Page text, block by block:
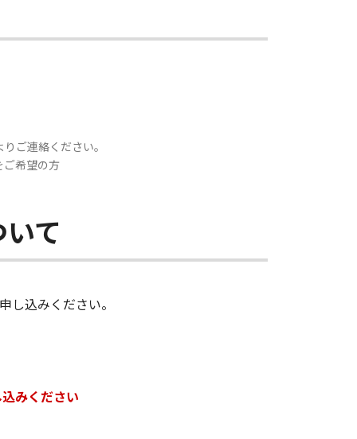
ご連絡ください。
ご希望の方
て
込みください。
みください